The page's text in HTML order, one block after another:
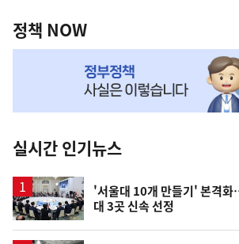
책
NOW,
뉴
스
정책 NOW
실시간 인기뉴스
'서울대 10개 만들기' 본격
대 3곳 신속 선정